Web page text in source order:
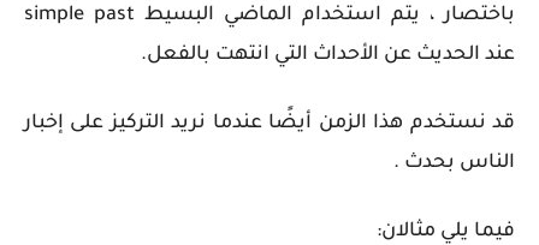
باختصار ، يتم استخدام الماضي البسيط simple past
عند الحديث عن الأحداث التي انتهت بالفعل.
قد نستخدم هذا الزمن أيضًا عندما نريد التركيز على إخبار
الناس بحدث .
فيما يلي مثالان: